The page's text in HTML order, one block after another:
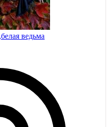
ведьма